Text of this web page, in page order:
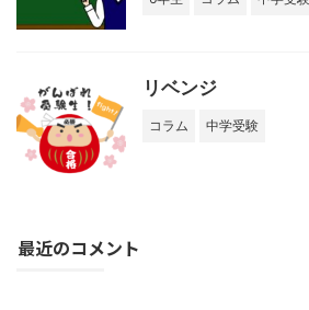
リベンジ
コラム 中学受験
最近のコメント